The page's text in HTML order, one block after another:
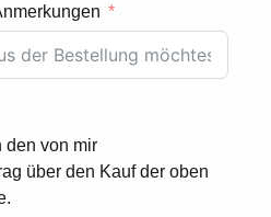
den von mir
über den Kauf der oben